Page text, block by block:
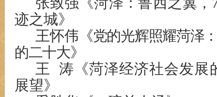
迹之城》
王怀伟 《党的光辉照耀菏泽
的二十大》
王 涛《菏泽经济社会发展
展望》